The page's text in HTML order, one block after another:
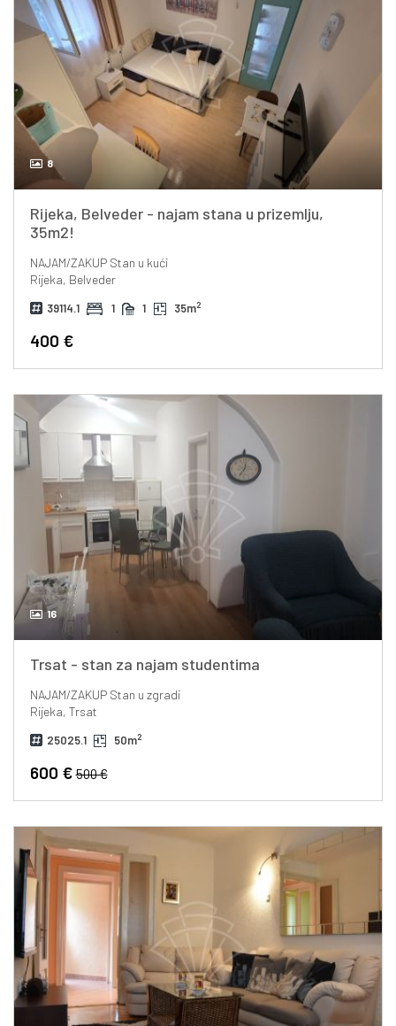
8
Rijeka, Belveder - najam stana u prizemlju,
35m2!
NAJAM/ZAKUPStan u kući
Rijeka, Belveder
39114.1 1 1 35m2
400 €
16
Trsat - stan za najam studentima
NAJAM/ZAKUPStan u zgradi
Rijeka, Trsat
25025.1 50m2
600 €500 €